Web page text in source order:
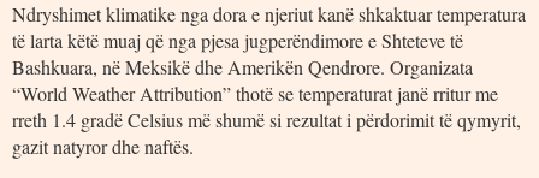
Ndryshimet klimatike nga dora e njeriut kanë shkaktuar temperatura
të larta këtë muaj që nga pjesa jugperëndimore e Shteteve të
Bashkuara, në Meksikë dhe Amerikën Qendrore. Organizata
“World Weather Attribution” thotë se temperaturat janë rritur me
rreth 1.4 gradë Celsius më shumë si rezultat i përdorimit të qymyrit,
gazit natyror dhe naftës.